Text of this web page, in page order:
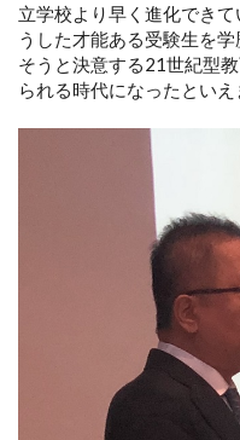
立学校より早く進化でき
うした才能ある受験生を
そうと決意する21世紀型
られる時代になったといえ